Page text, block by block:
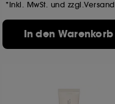
*Inkl. MwSt. und zzgl.Versand
In den Warenkorb